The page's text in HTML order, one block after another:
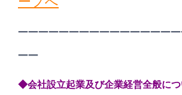
——
◆会社設立起業及び企業経営全般に